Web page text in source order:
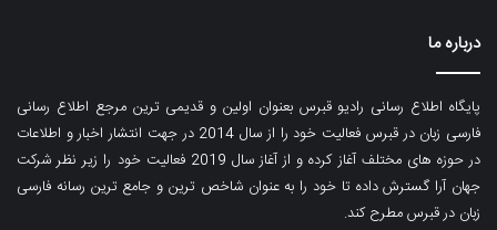
درباره ما
پایگاه اطلاع رسانی رادیو قبرس بعنوان اولین و قدیمی ترین مرجع اطلاع رسانی
فارسی زبان در قبرس فعالیت خود را از سال 2014 در جهت انتشار اخبار و اطلاعات
در حوزه های مختلف آغاز کرده و از آغاز سال 2019 فعالیت خود را زیر نظر شرکت
جهان آرا گسترش داده تا خود را به عنوان شاخص ترین و جامع ترین رسانه فارسی
زبان در قبرس مطرح کند.